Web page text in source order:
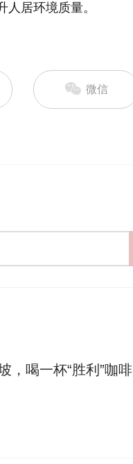
居环境质量。
微信
，喝一杯“胜利”咖啡